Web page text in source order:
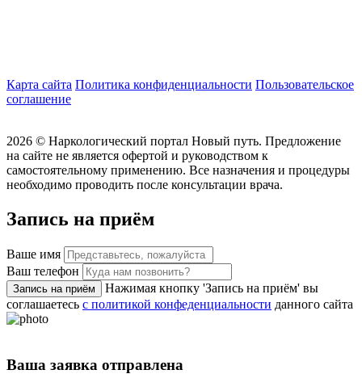
Карта сайта Политика конфиденциальности Пользовательское
соглашение
2026 © Наркологический портал Новый путь. Предложение
на сайте не является офертой и руководством к
самостоятельному применению. Все назначения и процедуры
необходимо проводить после консультации врача.
Запись на приём
Ваше имя
Ваш телефон
Запись на приём
Нажимая кнопку 'Запись на приём' вы
соглашаетесь с политикой конфеденциальности данного сайта
Ваша заявка отправлена